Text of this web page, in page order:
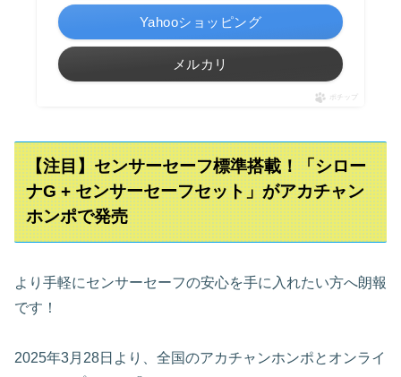
Yahooショッピング
メルカリ
ポチップ
【注目】センサーセーフ標準搭載！「シロー
ナG + センサーセーフセット」がアカチャン
ホンポで発売
より手軽にセンサーセーフの安心を手に入れたい方へ朗報
です！
2025年3月28日より、全国のアカチャンホンポとオンライ